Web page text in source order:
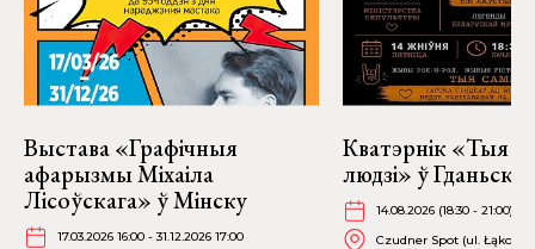
Выстава «Графічныя
афарызмы Міхаіла
Лісоўскага» ў Мінску
17.03.2026 16:00 - 31.12.2026 17:00
Кватэрнік «Тыя
людзі» ў Гданьску
14.08.2026 (18:30 - 21:00)
Czudner Spot (ul. Łąkowa